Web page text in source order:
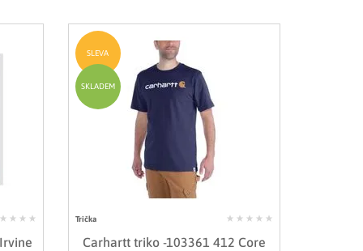
Trička
Carhartt triko -103361 412 Core
SLEVA
SKLADEM